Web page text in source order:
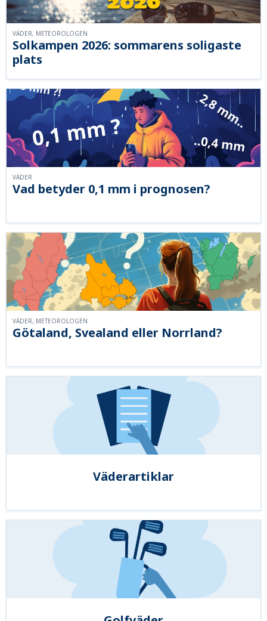
Solkampen 2026: sommarens soligaste
plats
VÄDER, METEOROLOGEN
Vad betyder 0,1 mm i prognosen?
VÄDER
Götaland, Svealand eller Norrland?
VÄDER, METEOROLOGEN
Väderartiklar